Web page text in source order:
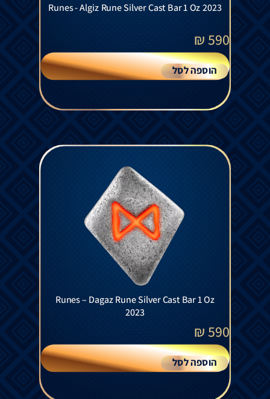
Runes - Algiz Rune Silver Cast Bar 1 Oz 2023
590
₪
הוספה לסל
Runes – Dagaz Rune Silver Cast Bar 1 Oz
2023
590
₪
הוספה לסל